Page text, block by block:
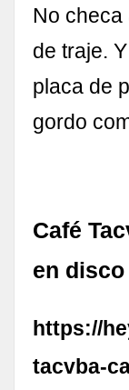
No checa
de traje.
placa de
gordo
Café
en
https://
tacvba-